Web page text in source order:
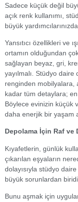
Sadece küçük değil
açık renk kullanımı,
büyük
Yansıtıcı özellikleri ve
ortamın olduğundan
sağlayan beyaz, gri,
yayılmalı. Stüdyo
renginden mobilyalara,
kadar tüm detaylara;
Böylece evinizin küçük
daha enerjik bir yaşam
Depolama İçin Raf ve
Kıyafetlerin, günlük
çıkarılan eşyaların
dolayısıyla stüdyo
büyük sorunlardan
Bunu aşmak için